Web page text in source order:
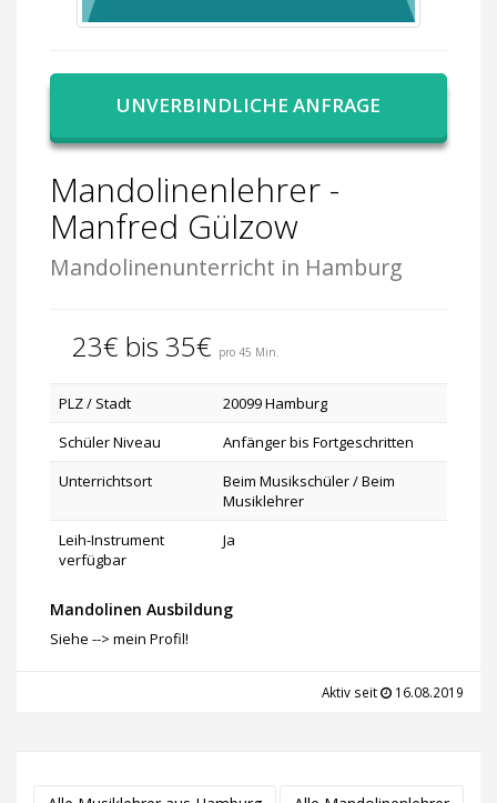
UNVERBINDLICHE ANFRAGE
Mandolinenlehrer -
Manfred Gülzow
Mandolinenunterricht in Hamburg
23€ bis 35€ pro 45 Min.
PLZ / Stadt
20099 Hamburg
Schüler Niveau
Anfänger bis Fortgeschritten
Unterrichtsort
Beim Musikschüler / Beim
Musiklehrer
Leih-Instrument
verfügbar
Ja
Mandolinen Ausbildung
Siehe --> mein Profil!
Aktiv seit 16.08.2019